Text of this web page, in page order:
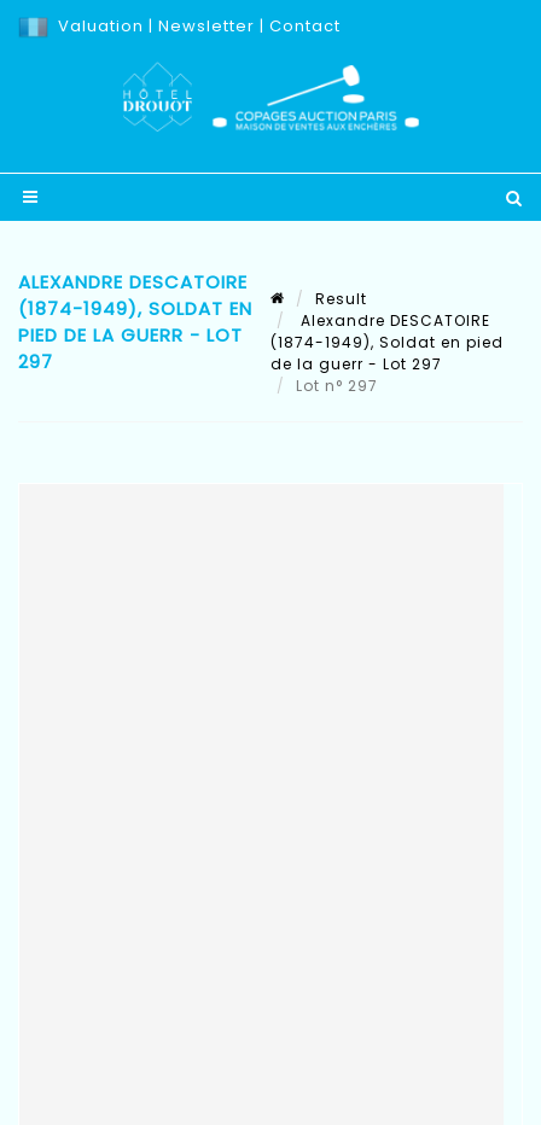
Valuation | Newsletter | Contact
ALEXANDRE DESCATOIRE
(1874-1949), SOLDAT EN
PIED DE LA GUERR - LOT
297
Result
Alexandre DESCATOIRE
(1874-1949), Soldat en pied
de la guerr - Lot 297
Lot n° 297